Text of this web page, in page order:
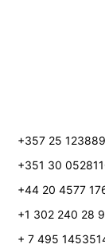
+357 25 123889
+351 30
+44 20 4577
+1 302 240 28
+ 7 495